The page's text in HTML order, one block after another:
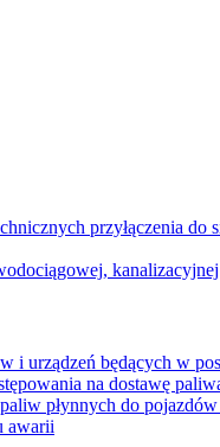
przyłączenia do
kanalizacyjnej
i urządzeń będących w
na dostawę
płynnych do
awarii